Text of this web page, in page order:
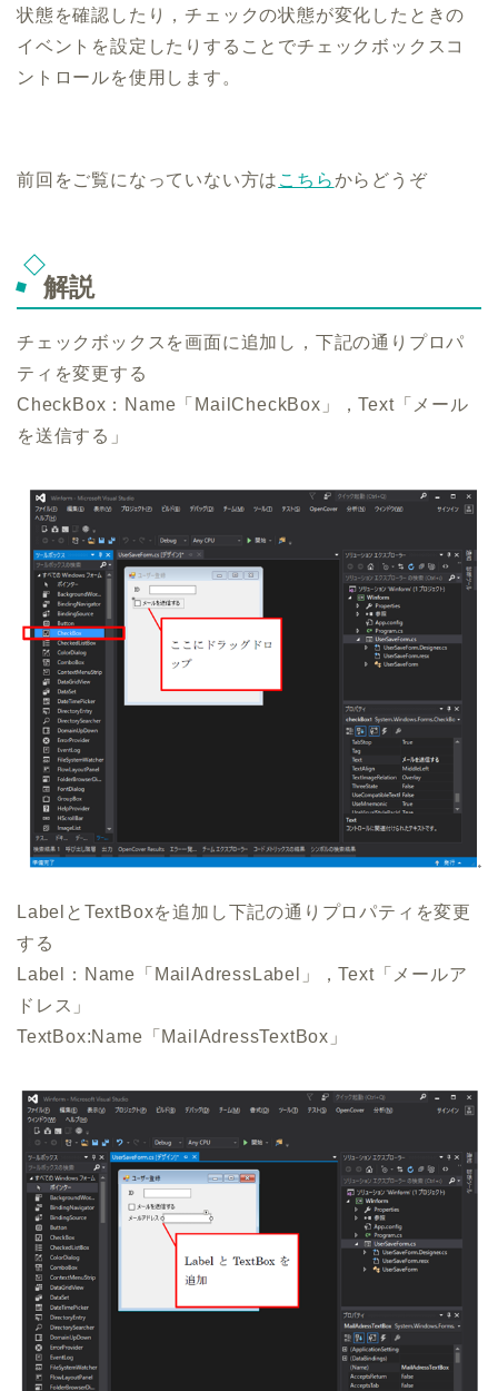
状態を確認したり，チェックの状態が変化したときの
イベントを設定したりすることでチェックボックスコ
ントロールを使用します。
前回をご覧になっていない方は こちらからどうぞ
解説
チェックボックスを画面に追加し，下記の通りプロパ
ティを変更する
CheckBox：Name「MailCheckBox」，Text「メール
を送信する」
LabelとTextBoxを追加し下記の通りプロパティを変更
する
Label：Name「MailAdressLabel」，Text「メールア
ドレス」
TextBox:Name「MailAdressTextBox」